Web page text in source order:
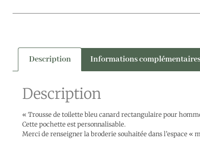
Description Informations
Description
« Trousse de toilette bleu canard rectangulaire pour
Cette pochette est personnalisable.
Merci de renseigner la broderie souhaitée dans l’espace «